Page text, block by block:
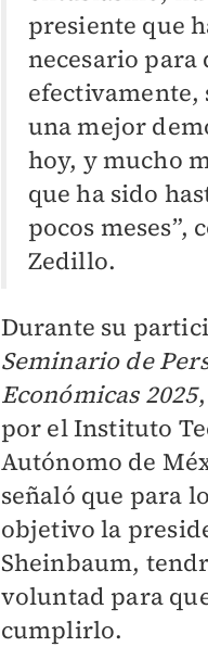
presiente que
necesario para
efectivamente,
una mejor
hoy, y mucho
que ha sido
pocos meses”,
Zedillo.
Durante su
Seminario de
Económicas 2025
por el Instituto
Autónomo de
señaló que para
objetivo la
Sheinbaum,
voluntad para
cumplirlo.